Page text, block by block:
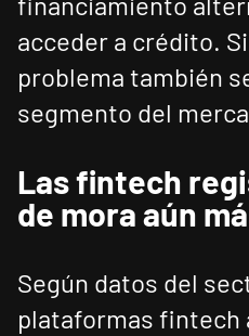
acceder a crédito.
problema también
segmento del
Las fintech
de mora aún
Según datos del
plataformas fintech